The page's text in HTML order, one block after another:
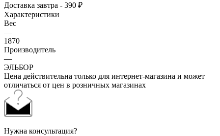
Доставка завтра - 390 ₽
Характеристики
Вес
—
1870
Производитель
—
ЭЛЬБОР
Цена действительна только для интернет-магазина и может
отличаться от цен в розничных магазинах
Нужна консультация?